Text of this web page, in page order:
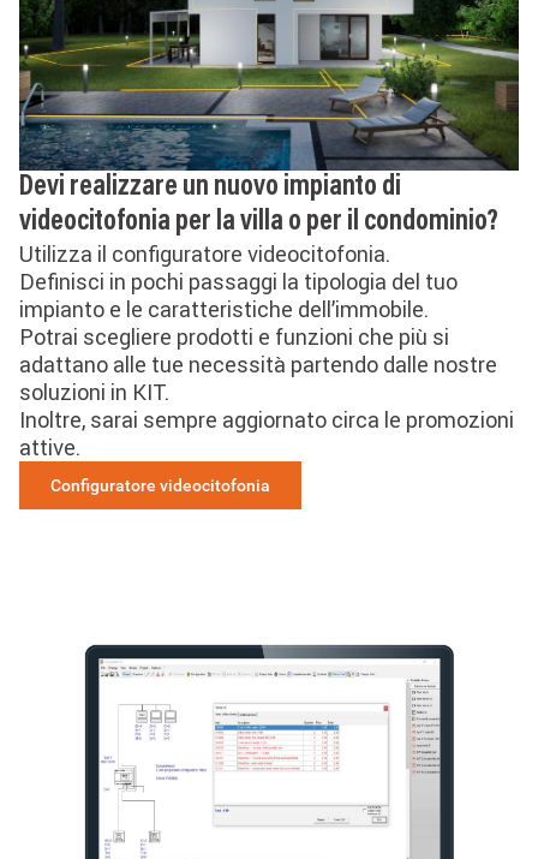
Devi realizzare un nuovo impianto di
videocitofonia per la villa o per il condominio?
Utilizza il configuratore videocitofonia.
Definisci in pochi passaggi la tipologia del tuo
impianto e le caratteristiche dell’immobile.
Potrai scegliere prodotti e funzioni che più si
adattano alle tue necessità partendo dalle nostre
soluzioni in KIT.
Inoltre, sarai sempre aggiornato circa le promozioni
attive.
Configuratore videocitofonia